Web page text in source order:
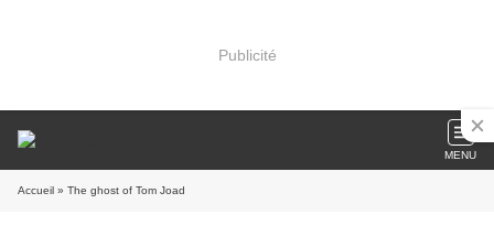
Publicité
MENU
Accueil » The ghost of Tom Joad